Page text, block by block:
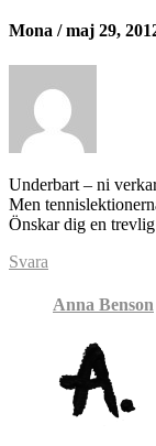
Mona / maj 29,
Underbart – ni
Men
Önskar dig en
Svara
Anna Benson